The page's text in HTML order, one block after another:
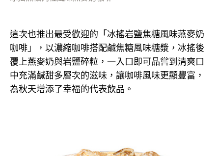
這次也推出最受歡迎的「冰搖岩鹽焦糖風味燕麥奶
咖啡」，以濃縮咖啡搭配鹹焦糖風味糖漿，冰搖後
覆上燕麥奶與岩鹽碎粒，一入口即可品嘗到清爽口
中充滿鹹甜多層次的滋味，讓咖啡風味更顯豐富，
為秋天增添了幸福的代表飲品。